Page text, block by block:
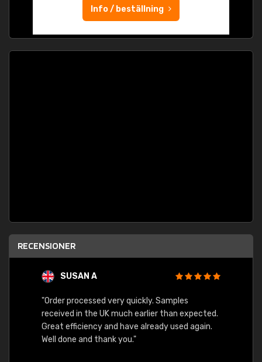
Info / beställning
RECENSIONER
SUSAN A
"Order processed very quickly. Samples
received in the UK much earlier than expected.
Great efficiency and have already used again.
Well done and thank you."